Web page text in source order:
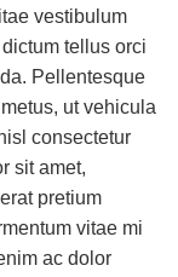
vestibulum
tellus orci
Pellentesque
ut vehicula
consectetur
sit amet,
pretium
vitae mi
ac dolor